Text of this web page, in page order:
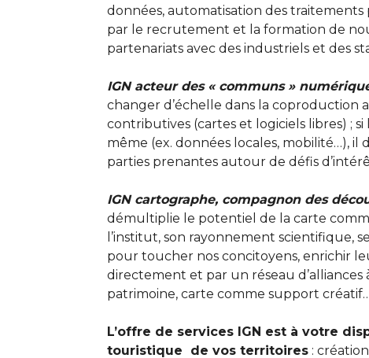
données, automatisation des
par le recrutement et la formation de
partenariats avec des industriels et des
IGN acteur des « communs »
changer d’échelle dans la coproduction
contributives (cartes et logiciels libres) ;
même (ex. données locales, mobilité…),
parties prenantes autour de défis
IGN cartographe, compagnon des
démultiplie le potentiel de la carte
l’institut, son rayonnement scientifique,
pour toucher nos concitoyens, enrichir
directement et par un réseau d’alliances
patrimoine, carte comme support
L’offre de services IGN est à votre
touristique de vos territoires: